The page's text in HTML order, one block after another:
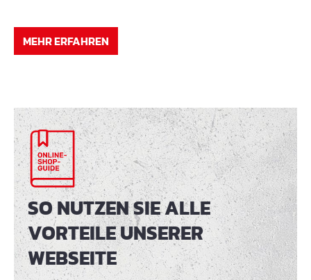
MEHR ERFAHREN
SO NUTZEN SIE ALLE
VORTEILE UNSERER
WEBSEITE